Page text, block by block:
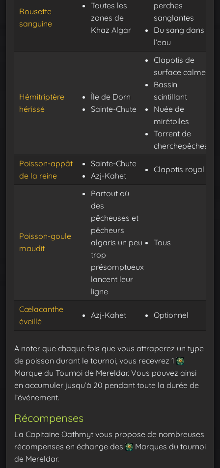
Rousette
sanguine
Toutes les
zones de
Khaz Algar
perches
sanglantes
Du sang dans
l’eau
Hémitriptère
hérissé
Île de Dorn
Sainte-Chute
Clapotis de
surface calme
Bassin
scintillant
Nuée de
mirétoiles
Torrent de
cherchepêches
Poisson-appât
de la reine
Sainte-Chute
Azj-Kahet
Clapotis royal
Poisson-goule
maudit
Partout où
des
pêcheuses et
pêcheurs
algaris un peu
trop
présomptueux
lancent leur
ligne
Tous
Cœlacanthe
éveillé
Azj-Kahet Optionnel
À noter que chaque fois que vous attraperez un type
de poisson durant le tournoi, vous recevrez 1
Marque du Tournoi de Mereldar. Vous pouvez ainsi
en accumuler jusqu’à 20 pendant toute la durée de
l’événement.
Récompenses
La Capitaine Oathmyt vous propose de nombreuses
récompenses en échange des
Marques du tournoi
de Mereldar.